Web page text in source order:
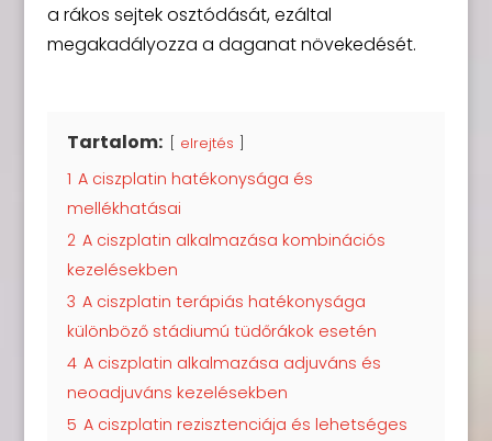
a rákos sejtek osztódását, ezáltal
megakadályozza a daganat növekedését.
Tartalom: elrejtés
1 A ciszplatin hatékonysága és
mellékhatásai
2 A ciszplatin alkalmazása kombinációs
kezelésekben
3 A ciszplatin terápiás hatékonysága
különböző stádiumú tüdőrákok esetén
4 A ciszplatin alkalmazása adjuváns és
neoadjuváns kezelésekben
5 A ciszplatin rezisztenciája és lehetséges